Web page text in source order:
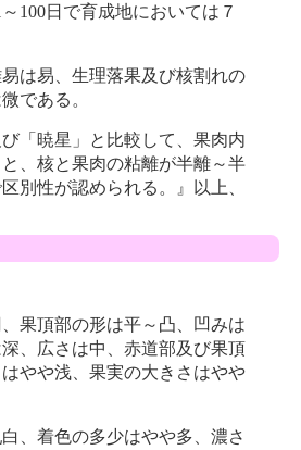
100日で育成地においては７
は易、生理落果及び核割れの
である。
「暁星」と比較して、果肉内
、核と果肉の粘離が半離～半
別性が認められる。』以上、
果頂部の形は平～凸、凹みは
、広さは中、赤道部及び果頂
やや浅、果実の大きさはやや
、着色の多少はやや多、濃さ